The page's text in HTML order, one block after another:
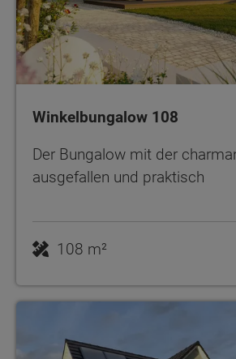
Winkelbungalow 108
Der Bungalow mit der
ausgefallen und praktisch
108 m²